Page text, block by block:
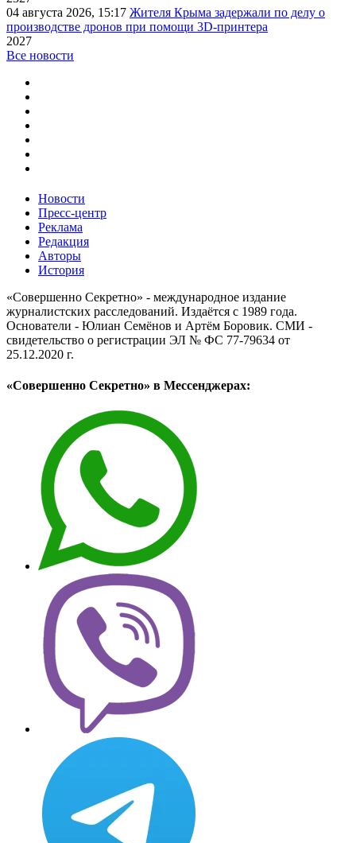
04 августа 2026, 15:17 Жителя Крыма задержали по делу о
производстве дронов при помощи 3D‑принтера
2027
Все новости
Новости
Пресс-центр
Реклама
Редакция
Авторы
История
«Совершенно Секретно» - международное издание
журналистских расследований. Издаётся с 1989 года.
Основатели - Юлиан Семёнов и Артём Боровик. CМИ -
свидетельство о регистрации ЭЛ № ФС 77-79634 от
25.12.2020 г.
«Совершенно Секретно» в Мессенджерах: